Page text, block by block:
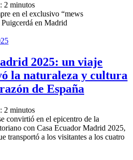
2 minutos
en el exclusivo “mews
en Madrid
2025: un viaje
la naturaleza y cultura
de España
2 minutos
convirtió en el epicentro de la
con Casa Ecuador Madrid 2025,
transportó a los visitantes a los cuatro